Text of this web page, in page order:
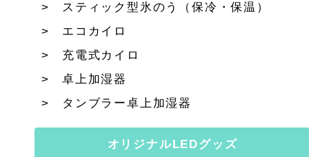
スティック型氷のう（保冷・保温）
エコカイロ
充電式カイロ
卓上加湿器
タンブラー卓上加湿器
オリジナルLEDグッズ